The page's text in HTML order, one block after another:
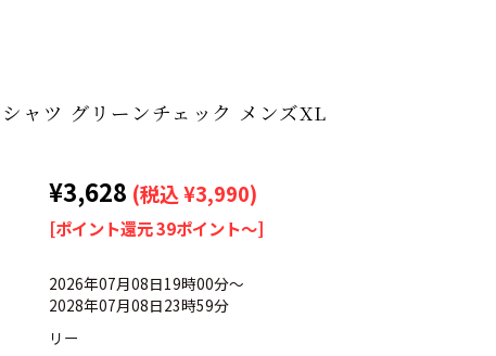
12時までのご注文で当日出荷！
※対応不可：日祝、長期休暇、セール
ャツ グリーンチェック メンズXL
¥3,628 (税込 ¥3,990)
[ポイント還元 39ポイント～]
2026年07月08日19時00分～
2028年07月08日23時59分
リー